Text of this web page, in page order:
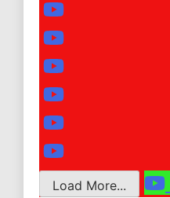
Load More...